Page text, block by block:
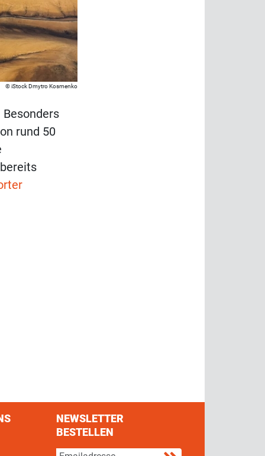
iStock Dmytro Kosmenko
rund 50
Facebook
us on Twitter
NEWSLETTER
BESTELLEN